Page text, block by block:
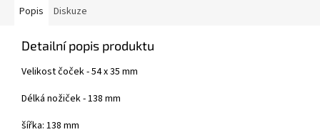
Popis Diskuze
Detailní popis produktu
Velikost čoček - 54 x 35 mm
Délká nožiček - 138 mm
šířka: 138 mm